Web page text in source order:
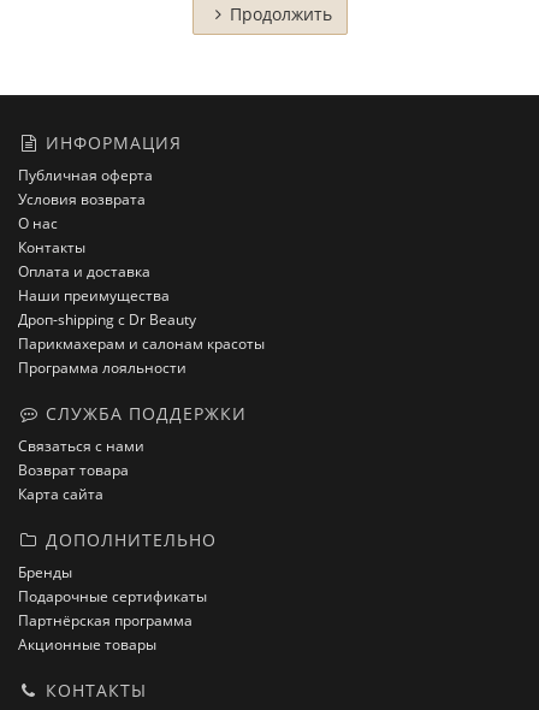
Продолжить
ИНФОРМАЦИЯ
Публичная оферта
Условия возврата
О нас
Контакты
Оплата и доставка
Наши преимущества
Дроп-shipping с Dr Beauty
Парикмахерам и салонам красоты
Программа лояльности
СЛУЖБА ПОДДЕРЖКИ
Связаться с нами
Возврат товара
Карта сайта
ДОПОЛНИТЕЛЬНО
Бренды
Подарочные сертификаты
Партнёрская программа
Акционные товары
КОНТАКТЫ